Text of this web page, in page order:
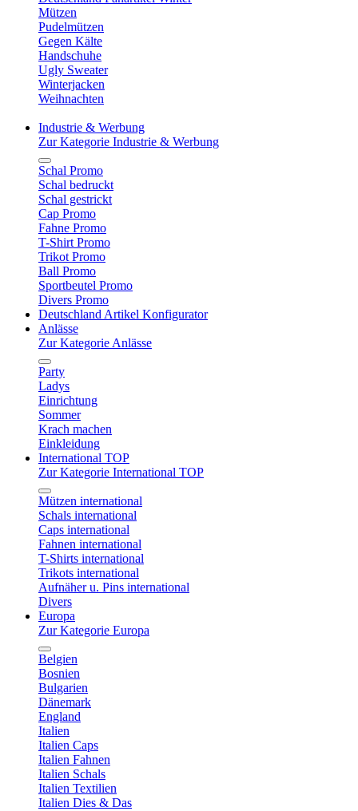
Mützen
Pudelmützen
Gegen Kälte
Handschuhe
Ugly Sweater
Winterjacken
Weihnachten
Industrie & Werbung
Zur Kategorie Industrie & Werbung
Schal Promo
Schal bedruckt
Schal gestrickt
Cap Promo
Fahne Promo
T-Shirt Promo
Trikot Promo
Ball Promo
Sportbeutel Promo
Divers Promo
Deutschland Artikel Konfigurator
Anlässe
Zur Kategorie Anlässe
Party
Ladys
Einrichtung
Sommer
Krach machen
Einkleidung
International TOP
Zur Kategorie International TOP
Mützen international
Schals international
Caps international
Fahnen international
T-Shirts international
Trikots international
Aufnäher u. Pins international
Divers
Europa
Zur Kategorie Europa
Belgien
Bosnien
Bulgarien
Dänemark
England
Italien
Italien Caps
Italien Fahnen
Italien Schals
Italien Textilien
Italien Dies & Das